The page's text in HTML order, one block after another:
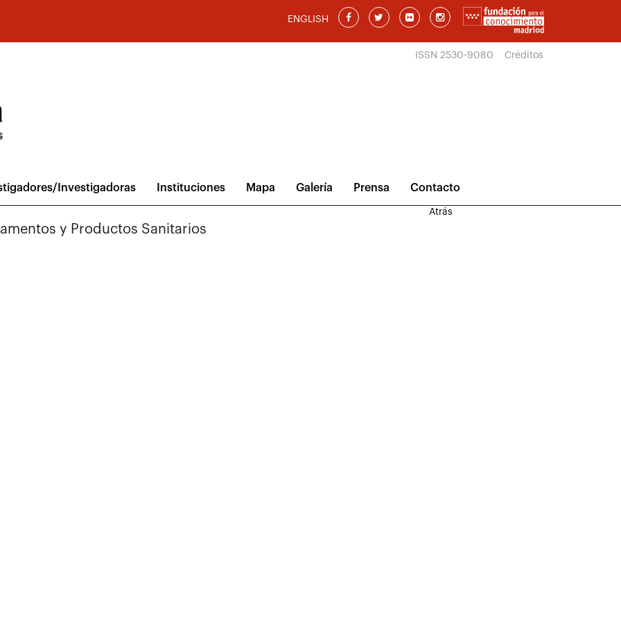
ENGLISH
ISSN 2530-9080 Créditos
Investigadoras Instituciones Mapa Galería Prensa Contacto
y Productos Sanitarios
Atrás